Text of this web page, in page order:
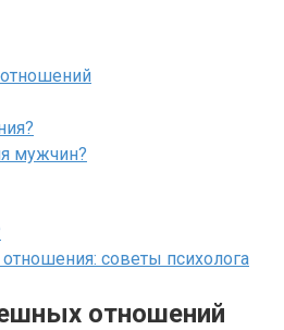
мужчин?
советы психолога
отношений